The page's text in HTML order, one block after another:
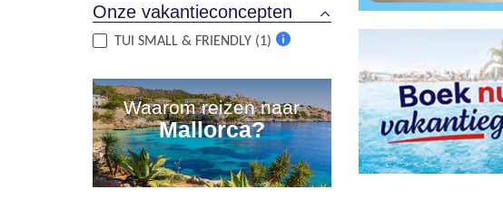
Onze vakantieconcepten
TUI SMALL & FRIENDLY (1)
Waarom reizen naar
Mallorca?